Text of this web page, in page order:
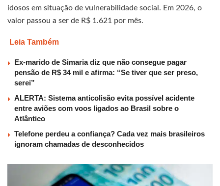
idosos em situação de vulnerabilidade social. Em 2026, o
valor passou a ser de R$ 1.621 por mês.
Leia Também
Ex-marido de Simaria diz que não consegue pagar
pensão de R$ 34 mil e afirma: “Se tiver que ser preso,
serei”
ALERTA: Sistema anticolisão evita possível acidente
entre aviões com voos ligados ao Brasil sobre o
Atlântico
Telefone perdeu a confiança? Cada vez mais brasileiros
ignoram chamadas de desconhecidos